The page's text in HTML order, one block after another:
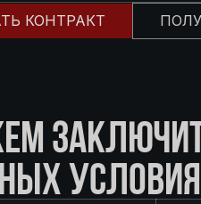
КОНТРАКТ